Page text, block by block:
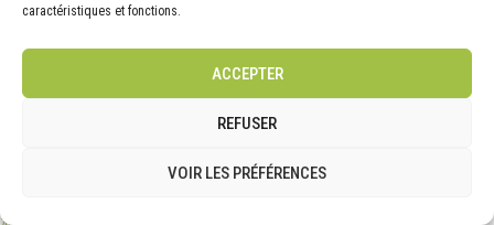
caractéristiques et fonctions.
ACCEPTER
REFUSER
VOIR LES PRÉFÉRENCES